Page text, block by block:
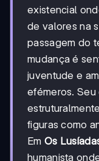
existencial
de valores na
passagem do
mudança é
juventude e
efémeros.
figuras como
Em Os
humanista